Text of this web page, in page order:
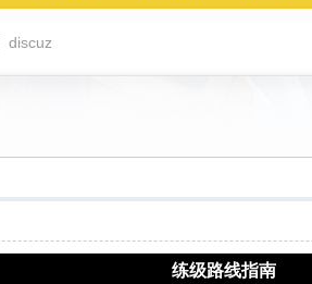
discuz
练级路线指南